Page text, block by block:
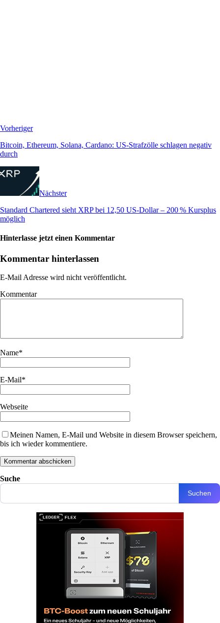
Vorheriger
Bitcoin, Ethereum, Solana, Cardano: US-Strafzölle schlagen negativ
durch
Nächster
Standard Chartered sieht XRP bei 12,50 US-Dollar – 200 % Kursplus
möglich
Hinterlasse jetzt einen Kommentar
Kommentar hinterlassen
E-Mail Adresse wird nicht veröffentlicht.
Kommentar
Name*
E-Mail*
Webseite
Meinen Namen, E-Mail und Website in diesem Browser speichern,
bis ich wieder kommentiere.
Suche
Suchen